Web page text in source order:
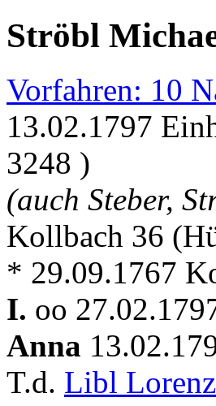
Ströbl
Vorfahren: 10
13.02.1797
3248 )
(auch Steber,
Kollbach 36
* 29.09.1767
I. oo
Anna
T.d. Libl Lorenz